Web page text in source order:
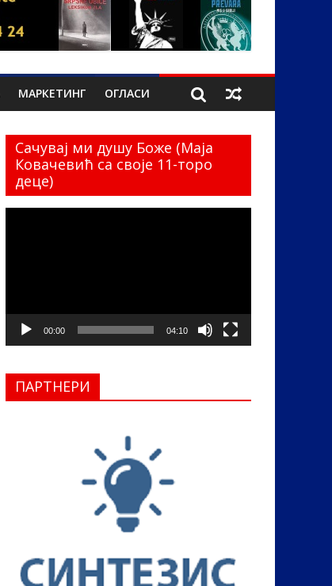
МАРКЕТИНГ ОГЛАСИ
Сачувај ми душу Боже (Маја
Ковачевић са своје 11-торо
деце)
00:00 04:10
ПАРТНЕРИ